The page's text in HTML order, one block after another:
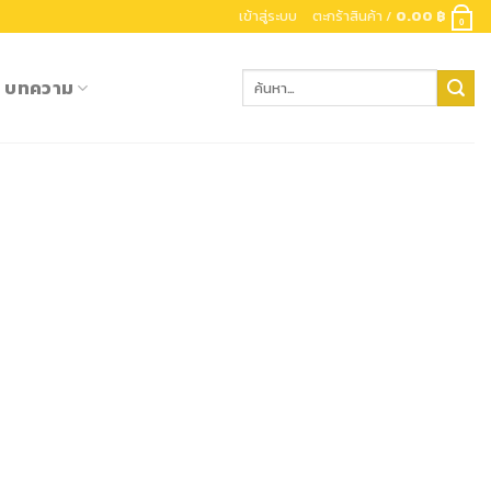
เข้าสู่ระบบ ตะกร้าสินค้า / 0.00 ฿ 0
บทความ ค้นหา: